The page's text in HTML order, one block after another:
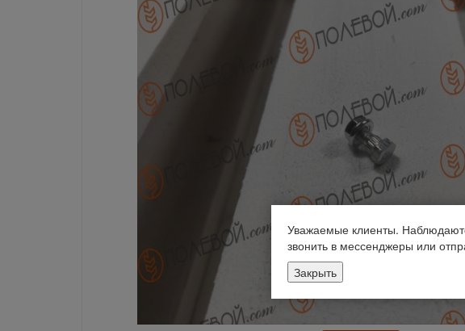
Уважаемые клиенты.
звонить в мессенджеры или
Закрыть